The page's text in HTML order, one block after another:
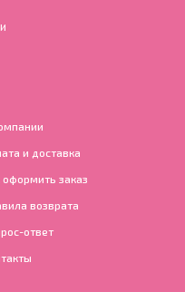
и доставка
оформить заказ
возврата
ответ